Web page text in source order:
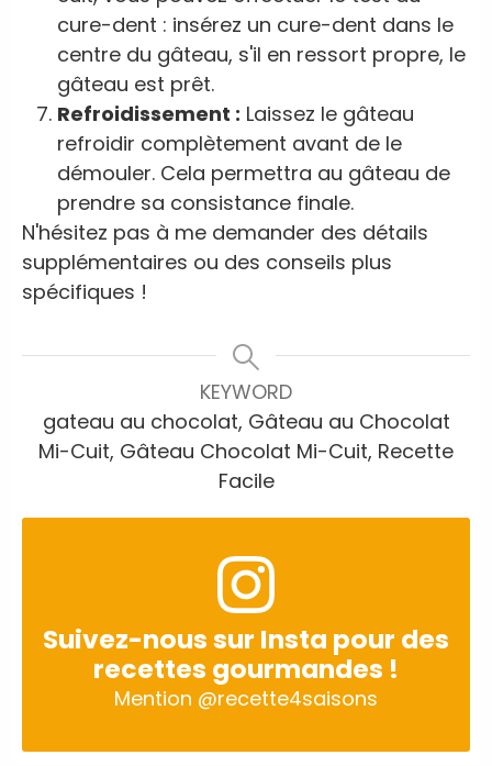
cure-dent : insérez un cure-dent dans le
centre du gâteau, s'il en ressort propre, le
gâteau est prêt.
Refroidissement : Laissez le gâteau
refroidir complètement avant de le
démouler. Cela permettra au gâteau de
prendre sa consistance finale.
N'hésitez pas à me demander des détails
supplémentaires ou des conseils plus
spécifiques !
KEYWORD
gateau au chocolat, Gâteau au Chocolat
Mi-Cuit, Gâteau Chocolat Mi-Cuit, Recette
Facile
Suivez-nous sur Insta pour des
recettes gourmandes !
Mention @recette4saisons